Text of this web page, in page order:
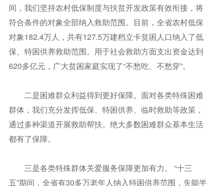
间，我们坚持农村低保制度与扶贫开发政策有效衔接，将
符合条件的对象全部纳入救助范围。目前，全省农村低保
对象182.4万人，共有127.5万建档立卡贫困人口纳入了低
保、特困供养救助范围。用于社会救助方面支出资金达到
620多亿元，广大贫困家庭实现了“不愁吃、不愁穿”。
二是困难群众利益得到更好保障。面对各类特殊困难
群体，我们充分发挥低保、特困供养、临时救助等政策，
通过多种渠道开展救助帮扶。绝大多数困难群众基本生活
都有了保障。
三是各类特殊群体关爱服务保障更加有力。 “十三
五”期间，全省有30多万老年人纳入特困供养范围，失能半